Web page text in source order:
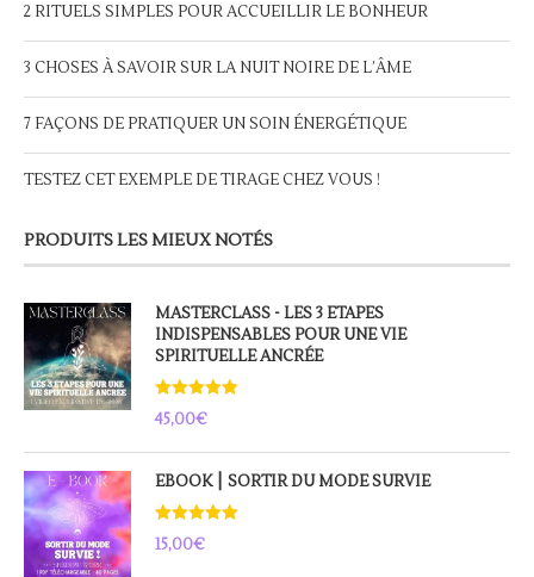
2 RITUELS SIMPLES POUR ACCUEILLIR LE BONHEUR
3 CHOSES À SAVOIR SUR LA NUIT NOIRE DE L’ÂME
7 FAÇONS DE PRATIQUER UN SOIN ÉNERGÉTIQUE
TESTEZ CET EXEMPLE DE TIRAGE CHEZ VOUS !
PRODUITS LES MIEUX NOTÉS
MASTERCLASS - LES 3 ETAPES
INDISPENSABLES POUR UNE VIE
SPIRITUELLE ANCRÉE
Note5.00
sur 5
45,00€
EBOOK ⎮ SORTIR DU MODE SURVIE
Note5.00
sur 5
15,00€